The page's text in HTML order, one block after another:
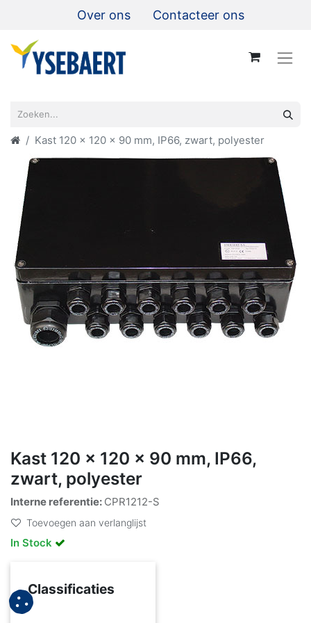
Over ons Contacteer ons
Kast 120 x 120 x 90 mm, IP66, zwart, polyester
Kast 120 x 120 x 90 mm, IP66,
zwart, polyester
Interne referentie: CPR1212-S
Toevoegen aan verlanglijst
In Stock
Classificaties